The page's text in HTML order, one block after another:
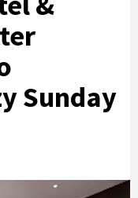
Sunday